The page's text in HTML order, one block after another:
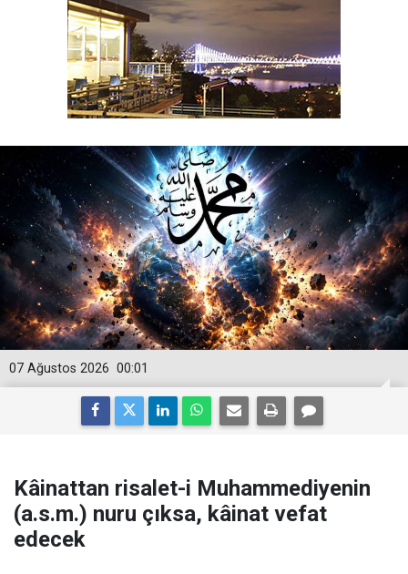
00:01
07 Ağustos 2026
Kâinattan risalet-i Muhammediyenin
(a.s.m.) nuru çıksa, kâinat vefat
edecek